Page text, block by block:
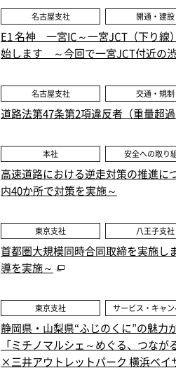
名古屋支社 開通・建設
E1 名神 一宮IC～一宮JCT（下り線
始します ～今回で一宮JCT付近の
名古屋支社 交通・規制
道路法第47条第2項違反者（重量超
本社 安全への取り
高速道路における逆走対策の推進に
内40か所で対策を実施～
東京支社 八王子支社
首都圏大規模同時合同取締を実施し
導を実施～
東京支社 サービス・キャ
静岡県・山梨県“ふじのくに”の魅
「ミチノマルシェ～めぐる、つな
×三井アウトレットパーク 横浜ベイ